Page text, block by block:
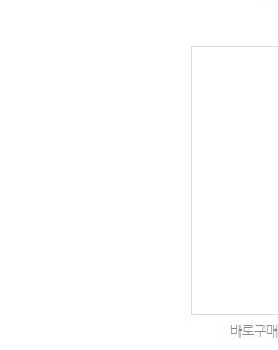
바로구매